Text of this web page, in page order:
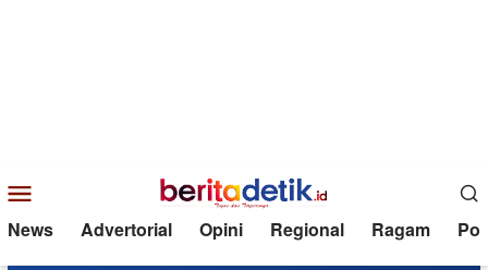
Mobile
News Advertorial Opini Regional Ragam